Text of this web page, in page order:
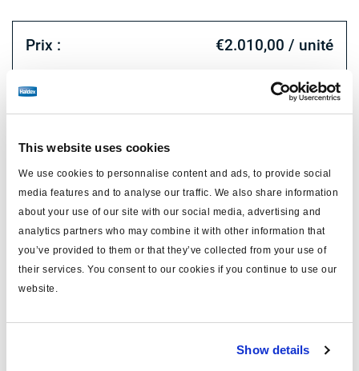
This website uses cookies
We use cookies to personnalise content and ads, to provide social
media features and to analyse our traffic. We also share information
about your use of our site with our social media, advertising and
analytics partners who may combine it with other information that
you’ve provided to them or that they’ve collected from your use of
their services. You consent to our cookies if you continue to use our
website.
Show details
Prix : €2.010,00 / unité
Spécifications techniques
systèmes ABS 4.0
nombre de dents 100
nombre. de capteurs 2/4